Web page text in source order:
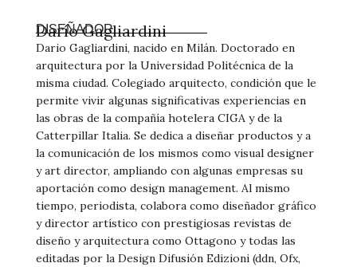
Darío Gagliardini
DISEÑADOR
Dario Gagliardini, nacido en Milán. Doctorado en
arquitectura por la Universidad Politécnica de la
misma ciudad. Colegiado arquitecto, condición que le
permite vivir algunas significativas experiencias en
las obras de la compañía hotelera CIGA y de la
Catterpillar Italia. Se dedica a diseñar productos y a
la comunicación de los mismos como visual designer
y art director, ampliando con algunas empresas su
aportación como design management. Al mismo
tiempo, periodista, colabora como diseñador gráfico
y director artístico con prestigiosas revistas de
diseño y arquitectura como Ottagono y todas las
editadas por la Design Difusión Edizioni (ddn, Ofx,